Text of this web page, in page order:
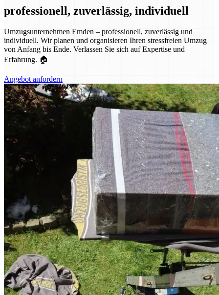
professionell, zuverlässig, individuell
Umzugsunternehmen Emden – professionell, zuverlässig und
individuell. Wir planen und organisieren Ihren stressfreien Umzug
von Anfang bis Ende. Verlassen Sie sich auf Expertise und
Erfahrung. 🏠
Angebot anfordern